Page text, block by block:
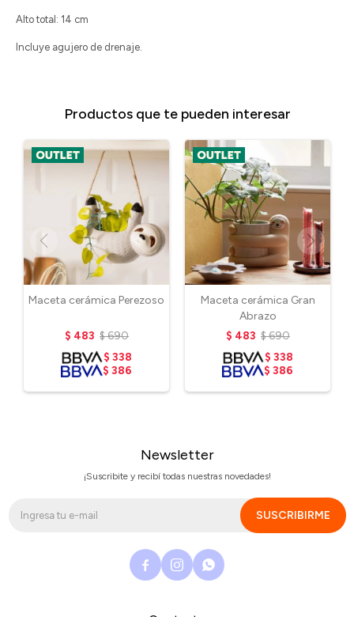
Alto total: 14 cm
Incluye agujero de drenaje.
Productos que te pueden interesar
Maceta cerámica Perezoso
$ 483 $690
$ 338
$ 386
Maceta cerámica Gran
Abrazo
$ 483 $690
$ 338
$ 386
Newsletter
¡Suscribite y recibí todas nuestras novedades!
SUSCRIBIRME
  